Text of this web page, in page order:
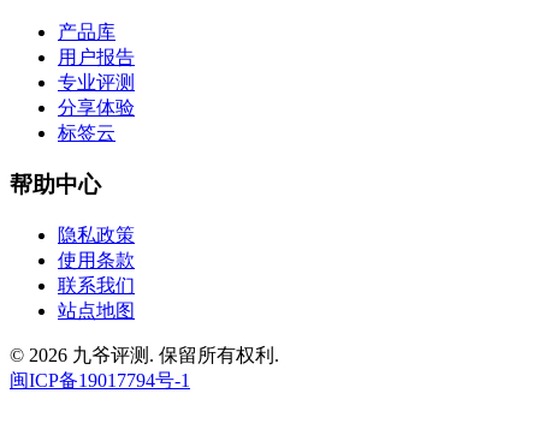
产品库
用户报告
专业评测
分享体验
标签云
帮助中心
隐私政策
使用条款
联系我们
站点地图
© 2026 九爷评测. 保留所有权利.
闽ICP备19017794号-1